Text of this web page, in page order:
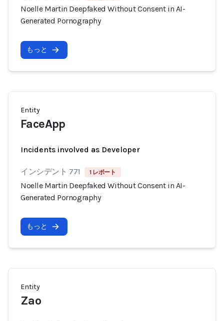
Noelle Martin Deepfaked Without Consent in AI-
Generated Pornography
もっと
Entity
FaceApp
Incidents involved as Developer
インシデント 771 1 レポート
Noelle Martin Deepfaked Without Consent in AI-
Generated Pornography
もっと
Entity
Zao